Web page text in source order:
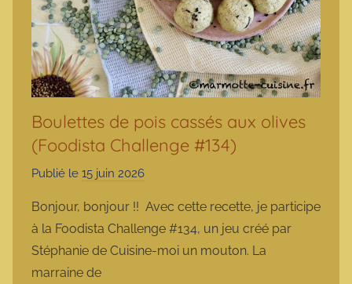
Boulettes de pois cassés aux olives
(Foodista Challenge #134)
Publié le 15 juin 2026
r
m
a
Bonjour, bonjour !! Avec cette recette, je participe
à la Foodista Challenge #134, un jeu créé par
Stéphanie de Cuisine-moi un mouton. La
marraine de